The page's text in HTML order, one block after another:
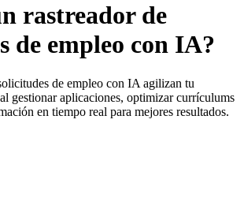
rastreador de
de empleo con IA?
de empleo con IA agilizan tu
gestionar aplicaciones, optimizar currículums
en tiempo real para mejores resultados.